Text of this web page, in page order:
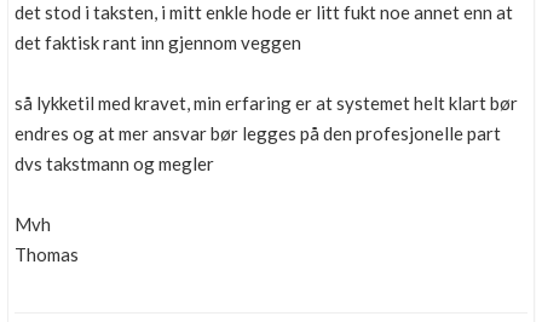
det stod i taksten, i mitt enkle hode er litt fukt noe annet enn at
det faktisk rant inn gjennom veggen
så lykketil med kravet, min erfaring er at systemet helt klart bør
endres og at mer ansvar bør legges på den profesjonelle part
dvs takstmann og megler
Mvh
Thomas